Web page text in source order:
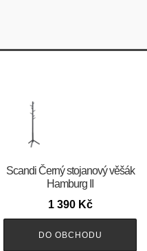
Scandi Černý stojanový věšák
Hamburg II
1 390 Kč
DO OBCHODU